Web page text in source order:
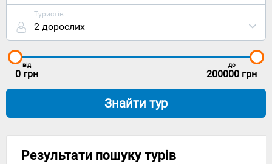
Туристів
2 дорослих
від
0 грн
до
200000 грн
Знайти тур
Результати пошуку турів